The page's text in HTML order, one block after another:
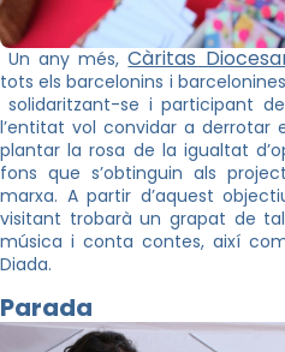
Un any més,Càritas
tots els barcelonins i
solidaritzant-se i participant
l’entitat vol convidar a derrotar
plantar la rosa de la igualtat
fons que s’obtinguin als
marxa. A partir d’aquest
visitant trobarà un grapat de
música i conta contes, així
Diada.
Parada